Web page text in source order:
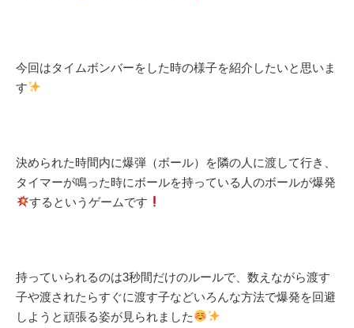
今回はタイムボンバーをした時の様子を紹介したいと思いま
す
決められた時間内に爆弾（ボール）を隣の人に渡して行き、
タイマーが鳴った時にボールを持っている人のボールが爆発
するというゲームです
持っていられるのは3秒間だけのルールで、数えながら渡す
子や渡されたらすぐに渡す子などいろんな方法で爆発を回避
しようと頑張る姿が見られました